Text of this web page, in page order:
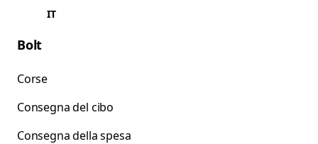
IT
Bolt
Corse
Consegna del cibo
Consegna della spesa